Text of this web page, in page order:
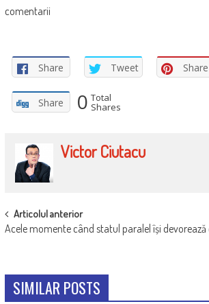
comentarii
Share Tweet Share
Share 0 Total
Shares
Victor Ciutacu
POST
NAVIGATION
Articolul anterior
Acele momente când statul paralel își
SIMILAR POSTS